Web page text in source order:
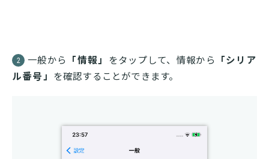
2 一般から 「情報」 をタップして、情報から 「シリア
ル番号」 を確認することができます。